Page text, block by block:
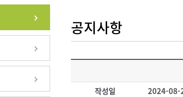
공지사항
작성일 2024-08-